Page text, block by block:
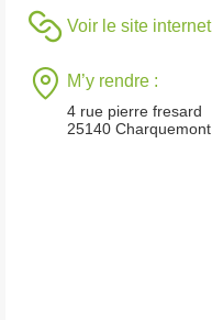
Voir le site internet
M’y rendre :
4 rue pierre fresard
25140 Charquemont